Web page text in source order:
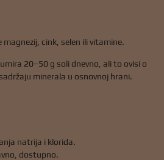
magnezij, cink, selen ili vitamine.
20–50 g soli dnevno, ali to ovisi o
minerala u osnovnoj hrani.
natrija i klorida.
dostupno.